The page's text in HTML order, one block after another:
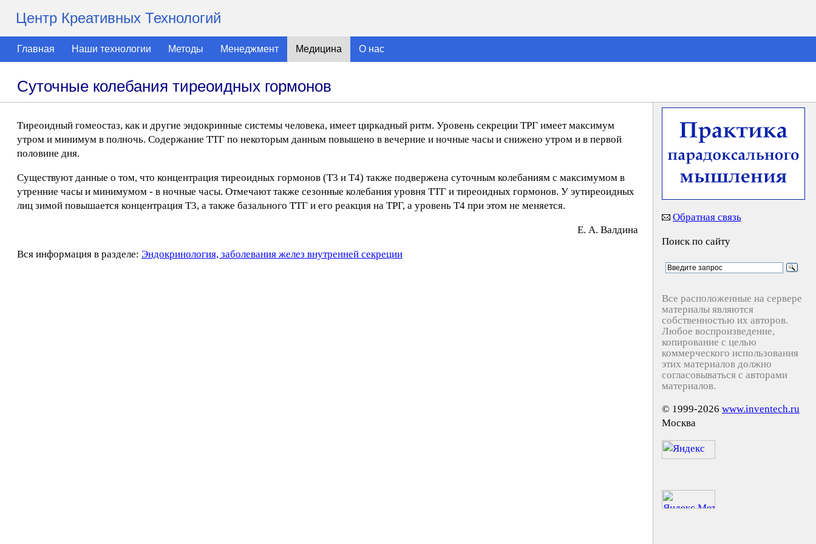
Центр Креативных Технологий
Главная Наши технологии Методы Менеджмент Медицина О нас
Суточные колебания тиреоидных гормонов
Тиреоидный гомеостаз, как и другие эндокринные системы человека, имеет циркадный ритм. Уровень секреции ТРГ имеет максимум
утром и минимум в полночь. Содержание ТТГ по некоторым данным повышено в вечерние и ночные часы и снижено утром и в первой
половине дня.
Существуют данные о том, что концентрация тиреоидных гормонов (Т3 и Т4) также подвержена суточным колебаниям с максимумом в
утренние часы и минимумом - в ночные часы. Отмечают также сезонные колебания уровня ТТГ и тиреоидных гормонов. У эутиреоидных
лиц зимой повышается концентрация Т3, а также базального ТТГ и его реакция на ТРГ, а уровень Т4 при этом не меняется.
E. А. Вaлдинa
Вся информация в разделе: Эндокринология, заболевания желез внутренней секреции
Обратная связь
Поиск по сайту
Все расположенные на сервере
материалы являются
собственностью их авторов.
Любое воспроизведение,
копирование с целью
коммерческого использования
этих материалов должно
согласовываться с авторами
материалов.
© 1999-2026 www.inventech.ru
Москва